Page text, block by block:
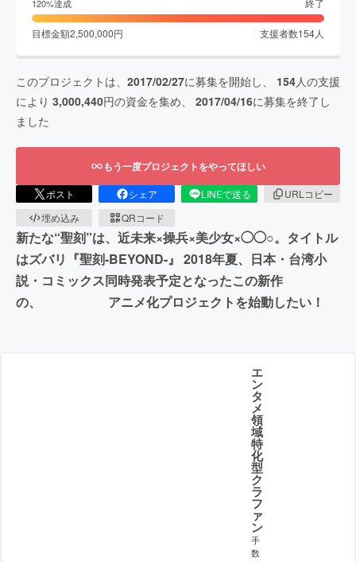
120%達成 終了
目標金額2,500,000円 支援者数154人
このプロジェクトは、 2017/02/27に募集を開始し、 154人の支援
により 3,000,440円の資金を集め、 2017/04/16に募集を終了し
ました
もう一度プロジェクトをやってほしい
ポスト シェア LINEで送る
URLコピー
埋め込み
QRコード
新たな“聖刻”は、近未来×操兵×美少女×◯◯○。タイトル
はズバリ『聖刻-BEYOND-』 2018年夏、日本・台湾小
説・コミックス同時発表予定となったこの新作
の、 アニメ化プロジェクトを始動したい！
エ
ン
タ
メ
領
域
特
化
型
ク
ラ
フ
ァ
ン
手
数